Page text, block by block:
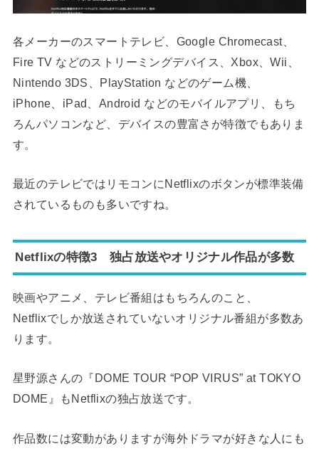
各メーカーのスマートテレビ、Google Chromecast、
Fire TV などのストリーミングデバイス、Xbox、Wii、
Nintendo 3DS、PlayStation などのゲーム機、
iPhone、iPad、Android などのモバイルアプリ、もち
ろんパソコンなど、デバイスの豊富さが特徴でもありま
す。
最近のテレビではリモコンにNetflixのボタンが標準装備
されているものも多いですね。
Netflixの特徴3 独占放送やオリジナル作品が多数
映画やアニメ、テレビ番組はもちろんのこと、
Netflixでしか放送されていないオリジナル番組が多数あ
ります。
星野源さんの『DOME TOUR “POP VIRUS” at TOKYO
DOME』もNetflixの独占放送です。
作品数には変動がありますが海外ドラマが好きな人にも